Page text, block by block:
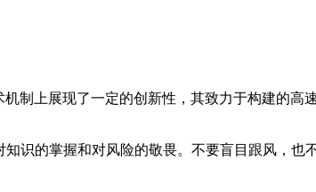
制上展现了一定的创新性，其致力于构建的高
识的掌握和对风险的敬畏。不要盲目跟风，